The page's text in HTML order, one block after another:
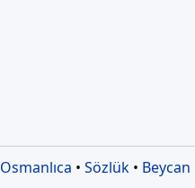
Osmanlıca • Sözlük• Beycan